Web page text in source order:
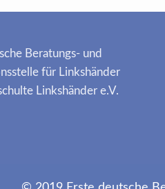
Beratungs- und
für Linkshänder
Linkshänder e.V.